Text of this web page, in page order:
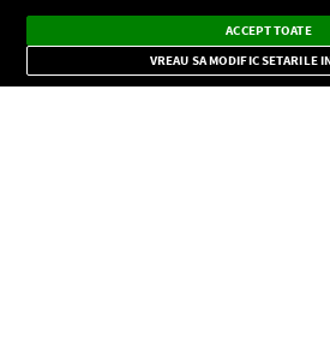
Dark
Mode
Radio live, podcasturi, știri și alerte
importante.
ACCEPT TOATE
VREAU SA MODIFIC SETARILE